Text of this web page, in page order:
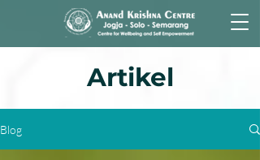
Artikel
Blog